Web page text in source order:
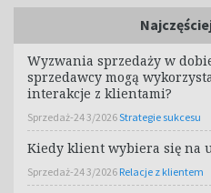
Wyzwania sprzedaży w
sprzedawcy mogą
interakcje z klientami?
Sprzedaż-24 3/2026Strategie sukcesu
Kiedy klient wybiera się na
Sprzedaż-24 3/2026 Relacje z klientem